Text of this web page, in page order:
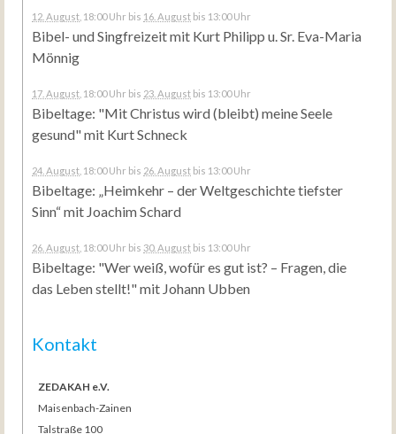
12. August , 18:00 Uhr bis 16. August bis 13:00 Uhr
Bibel- und Singfreizeit mit Kurt Philipp u. Sr. Eva-Maria
Mönnig
17. August , 18:00 Uhr bis 23. August bis 13:00 Uhr
Bibeltage: "Mit Christus wird (bleibt) meine Seele
gesund" mit Kurt Schneck
24. August , 18:00 Uhr bis 26. August bis 13:00 Uhr
Bibeltage: „Heimkehr – der Weltgeschichte tiefster
Sinn“ mit Joachim Schard
26. August , 18:00 Uhr bis 30. August bis 13:00 Uhr
Bibeltage: "Wer weiß, wofür es gut ist? – Fragen, die
das Leben stellt!" mit Johann Ubben
Kontakt
ZEDAKAH e.V.
Maisenbach-Zainen
Talstraße 100